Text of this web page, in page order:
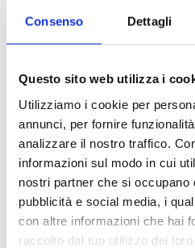
Consenso Dettagli
Questo sito web utilizza i
Utilizziamo i cookie per
annunci, per fornire
analizzare il nostro traffico.
informazioni sul modo in cui
nostri partner che si occupano
pubblicità e social media, i
con altre informazioni che hai
raccolto dal tuo utilizzo dei
Mollificio
Borroni
La Storia
Certificazioni